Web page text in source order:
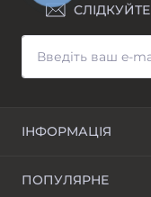
ІНФОРМАЦІЯ
Awarder - бренд
ПОПУЛЯРНЕ